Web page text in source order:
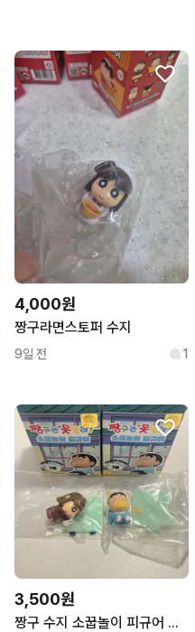
4,000원
짱구라면스토퍼 수지
9일 전 1
3,500원
짱구 수지 소꿉놀이 피규어 새상품 피크닉 소풍